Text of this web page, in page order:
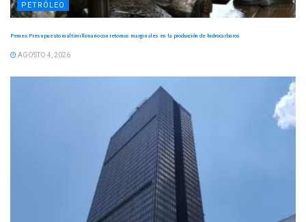
PETRÓLEO
Pemex: Presupuesto multimillonario con retornos marginales en la producción de hidrocarburos
AGOSTO 4, 2026